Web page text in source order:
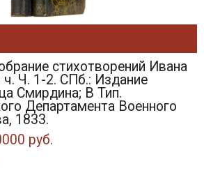
стихотворений Ивана
Ч. 1-2. СПб.: Издание
Смирдина; В Тип.
Департамента Военного
1833.
руб.